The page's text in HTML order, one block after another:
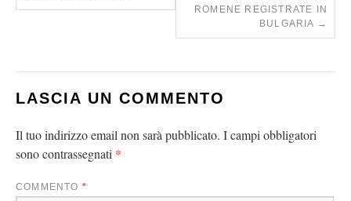
ROMENE REGISTRATE IN
BULGARIA →
LASCIA UN COMMENTO
Il tuo indirizzo email non sarà pubblicato. I campi obbligatori
sono contrassegnati *
COMMENTO *